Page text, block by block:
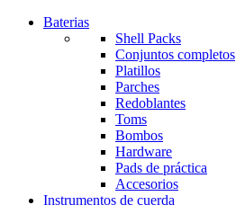
Baterias
Shell Packs
Conjuntos completos
Platillos
Parches
Redoblantes
Toms
Bombos
Hardware
Pads de práctica
Accesorios
Instrumentos de cuerda